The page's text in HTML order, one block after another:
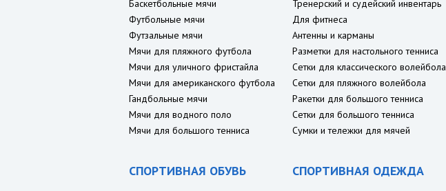
Баскетбольные мячи
Футбольные мячи
Футзальные мячи
Мячи для пляжного футбола
Мячи для уличного фристайла
Мячи для американского футбола
Гандбольные мячи
Мячи для водного поло
Мячи для большого тенниса
Тренерский и судейский инвентарь
Для фитнеса
Антенны и карманы
Разметки для настольного тенниса
Сетки для классического волейбола
Сетки для пляжного волейбола
Ракетки для большого тенниса
Сетки для большого тенниса
Сумки и тележки для мячей
СПОРТИВНАЯ ОБУВЬ СПОРТИВНАЯ ОДЕЖДА